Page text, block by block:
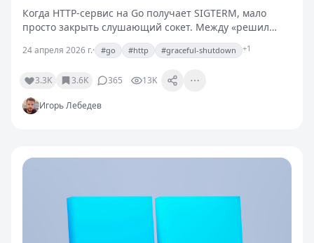
Когда HTTP-сервис на Go получает SIGTERM, мало
просто закрыть слушающий сокет. Между «решил
выключиться» и «полностью выгрузился» происходит
десяток вещей, которые легко проспать. На проде
24 апреля 2026 г.· #go #http #graceful-shutdown +1
3.3K 3.6K 365 13K
Игорь Лебедев